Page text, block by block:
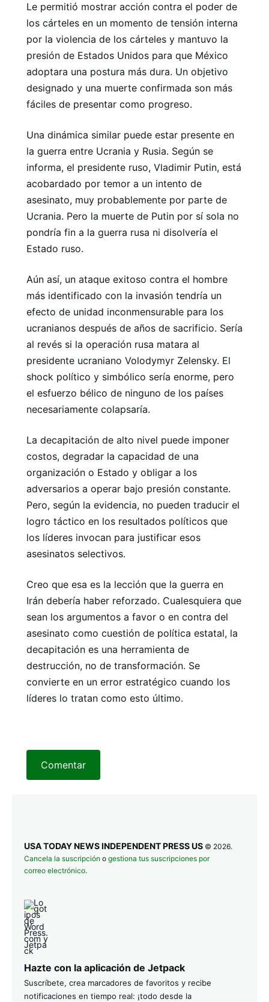
Le permitió mostrar acción contra el poder de
los cárteles en un momento de tensión interna
por la violencia de los cárteles y mantuvo la
presión de Estados Unidos para que México
adoptara una postura más dura. Un objetivo
designado y una muerte confirmada son más
fáciles de presentar como progreso.
Una dinámica similar puede estar presente en
la guerra entre Ucrania y Rusia. Según se
informa, el presidente ruso, Vladimir Putin, está
acobardado por temor a un intento de
asesinato, muy probablemente por parte de
Ucrania. Pero la muerte de Putin por sí sola no
pondría fin a la guerra rusa ni disolvería el
Estado ruso.
Aún así, un ataque exitoso contra el hombre
más identificado con la invasión tendría un
efecto de unidad inconmensurable para los
ucranianos después de años de sacrificio. Sería
al revés si la operación rusa matara al
presidente ucraniano Volodymyr Zelensky. El
shock político y simbólico sería enorme, pero
el esfuerzo bélico de ninguno de los países
necesariamente colapsaría.
La decapitación de alto nivel puede imponer
costos, degradar la capacidad de una
organización o Estado y obligar a los
adversarios a operar bajo presión constante.
Pero, según la evidencia, no pueden traducir el
logro táctico en los resultados políticos que
los líderes invocan para justificar esos
asesinatos selectivos.
Creo que esa es la lección que la guerra en
Irán debería haber reforzado. Cualesquiera que
sean los argumentos a favor o en contra del
asesinato como cuestión de política estatal, la
decapitación es una herramienta de
destrucción, no de transformación. Se
convierte en un error estratégico cuando los
líderes lo tratan como esto último.
Comentar
USA TODAY NEWS INDEPENDENT PRESS US © 2026.
Cancela la suscripción o gestiona tus suscripciones por
correo electrónico.
Hazte con la aplicación de Jetpack
Suscríbete, crea marcadores de favoritos y recibe
notificaciones en tiempo real: ¡todo desde la